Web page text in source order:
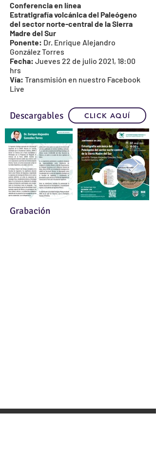
Conferencia en línea
Estratigrafía volcánica del Paleógeno
del sector norte-central de la Sierra
Madre del Sur
Ponente: Dr. Enrique Alejandro
González Torres
Fecha: Jueves 22 de julio 2021, 18:00
hrs
Vía: Transmisión en nuestro Facebook
Live
Descargables CLICK AQUÍ
Grabación